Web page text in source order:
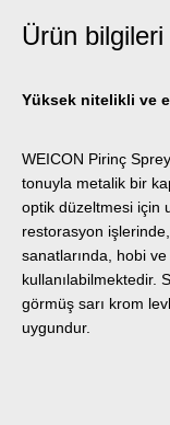
Ürün bilgileri
Yüksek nitelikli ve
WEICON Pirinç
tonuyla metalik bir
optik düzeltmesi için
restorasyon
sanatlarında, hobi
kullanılabilmektedir.
görmüş sarı krom
uygundur.